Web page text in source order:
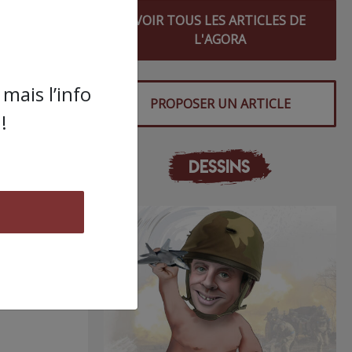
VOIR TOUS LES ARTICLES DE
L'AGORA
PROPOSER UN ARTICLE
DESSINS
l’info